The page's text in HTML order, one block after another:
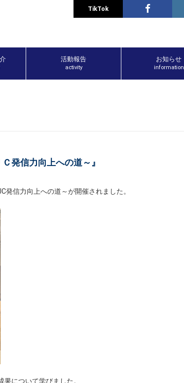
TikTok
活動報告
activity
お知らせ
information
発信力向上への道～』
信力向上への道～が開催されました。